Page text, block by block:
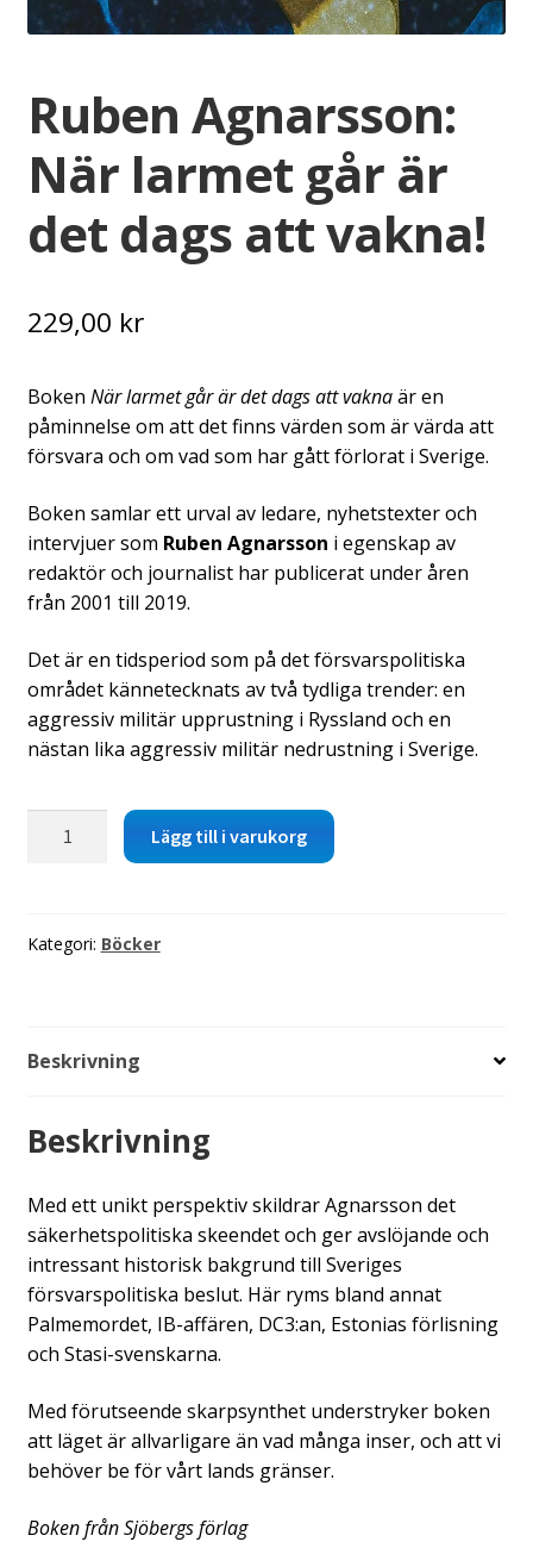
Ruben Agnarsson:
När larmet går är
det dags att vakna!
229,00 kr
Boken Närlarmet går är det dags att vaknaär en
påminnelse om att det finns värden som är värda att
försvara och om vad som har gått förlorat i Sverige.
Boken samlar ett urval av ledare, nyhetstexter och
intervjuer som Ruben Agnarsson i egenskap av
redaktör och journalist har publicerat under åren
från 2001 till 2019.
Det är en tidsperiod som på det försvarspolitiska
området kännetecknats av två tydliga trender: en
aggressiv militär upprustning i Ryssland och en
nästan lika aggressiv militär nedrustning i Sverige.
Agnarsson:
går
att
Lägg till i varukorg
Kategori: Böcker
Beskrivning
Beskrivning
Med ett unikt perspektiv skildrar Agnarsson det
säkerhetspolitiska skeendet och ger av­slöjande och
intressant historisk bakgrund till Sveriges
försvarspolitiska beslut. Här ryms bland annat
Palmemordet, IB-affären, DC3:an, Estonias förlisning
och Stasi-svenskarna.
Med förutseende skarpsynthet understryker boken
att läget är allvarligare än vad många inser, och att vi
behöver be för vårt lands gränser.
Boken från Sjöbergs förlag